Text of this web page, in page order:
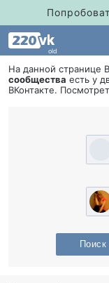
old
На данной странице
сообщества есть у
Контакте.